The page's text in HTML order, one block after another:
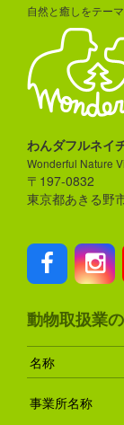
自然と癒しをテー
わんダフルネイ
Wonderful Nature
〒197-0832
東京都あきる野
動物取扱業
名称
事業所名称